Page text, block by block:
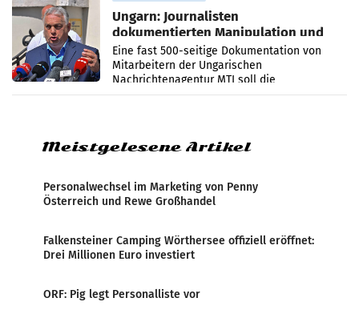
Ungarn: Journalisten
dokumentierten Manipulation und
Zensur
Eine fast 500-seitige Dokumentation von
Mitarbeitern der Ungarischen
Nachrichtenagentur MTI soll die
systematische Nachrichten-Manipulation und
Meistgelesene Artikel
Personalwechsel im Marketing von Penny
Österreich und Rewe Großhandel
Falkensteiner Camping Wörthersee offiziell eröffnet:
Drei Millionen Euro investiert
ORF: Pig legt Personalliste vor